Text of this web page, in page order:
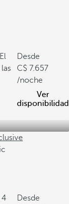
El
Desde
7.657
/noche
Ver
disponibilidad
4
Desde